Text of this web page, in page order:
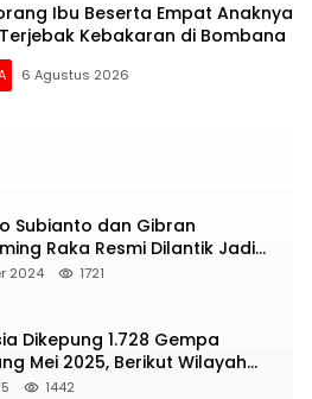
Ibu Beserta Empat Anaknya
Kebakaran di Bombana
6 Agustus 2026
Subianto dan Gibran
Raka Resmi Dilantik Jadi
dan Wapres RI
2024 1721
Dikepung 1.728 Gempa
Mei 2025, Berikut Wilayah
Diguncang!
1442